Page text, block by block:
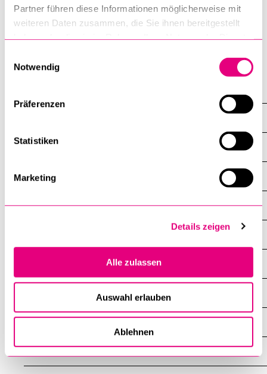
Partner führen diese Informationen möglicherweise mit
weiteren Daten zusammen, die Sie ihnen bereitgestellt
Notwendig
Präferenzen
Statistiken
Marketing
Details zeigen
Alle zulassen
Auswahl erlauben
Ablehnen
Bibliothek
Career Services
Gesundheitswoche
Krankenversicherung
Busminuten erreichbar.
Die auf private Initiative erstellte Wohngemeinschaft mit
insgesamt 20 Zimmern ist in vier Wohnungen unterteilt. Es